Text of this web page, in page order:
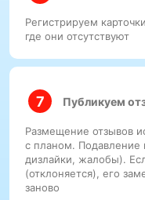
Регистрируем
где они отсутствуют
Публикуем
Размещение отзывов
с планом. Подавление
дизлайки, жалобы).
(отклоняется), его
заново